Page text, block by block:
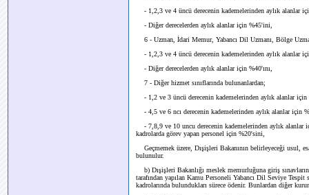
- 1,2,3 ve 4 üncü derecenin kademelerinden aylık alanlar
- Diğer derecelerden aylık alanlar için %45'ini,
6 - Uzman, İdari Memur, Yabancı Dil Uzmanı, Bölge
- 1,2,3 ve 4 üncü derecenin kademelerinden aylık alanlar
- Diğer derecelerden aylık alanlar için %40'ını,
7 - Diğer hizmet sınıflarında bulunanlardan;
- 1,2 ve 3 üncü derecenin kademelerinden aylık alanlar
- 4,5 ve 6 ncı derecenin kademelerinden aylık alanlar için
- 7,8,9 ve 10 uncu derecenin kademelerinden aylık alanlar
kadrolarda görev yapan personel için %20'sini,
Geçmemek üzere, Dışişleri Bakanının belirleyeceği usul,
bulunulur.
b) Dışişleri Bakanlığı meslek memurluğuna giriş
tarafından yapılan Kamu Personeli Yabancı Dil Seviye Tespit
kadrolarında bulundukları sürece ödenir. Bunlardan diğer